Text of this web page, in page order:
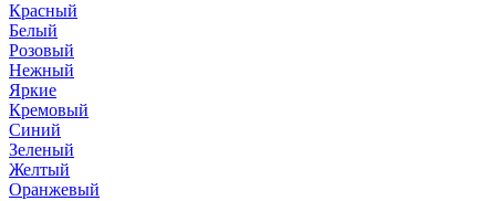
Красный
Белый
Розовый
Нежный
Яркие
Кремовый
Синий
Зеленый
Желтый
Оранжевый